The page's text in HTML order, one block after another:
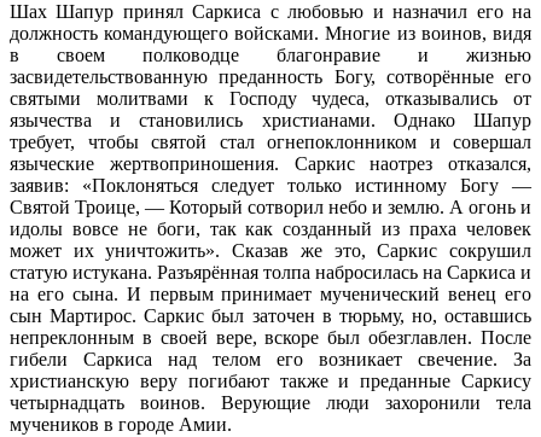
Шах Шапур принял Саркиса с любовью и назначил его на
должность командующего войсками. Многие из воинов, видя
в своем полководце благонравие и жизнью
засвидетельствованную преданность Богу, сотворённые его
святыми молитвами к Господу чудеса, отказывались от
язычества и становились христианами. Однако Шапур
требует, чтобы святой стал огнепоклонником и совершал
языческие жертвоприношения. Саркис наотрез отказался,
заявив: «Поклоняться следует только истинному Богу —
Святой Троице, — Который сотворил небо и землю. А огонь и
идолы вовсе не боги, так как созданный из праха человек
может их уничтожить». Сказав же это, Саркис сокрушил
статую истукана. Разъярённая толпа набросилась на Саркиса и
на его сына. И первым принимает мученический венец его
сын Мартирос. Саркис был заточен в тюрьму, но, оставшись
непреклонным в своей вере, вскоре был обезглавлен. После
гибели Саркиса над телом его возникает свечение. За
христианскую веру погибают также и преданные Саркису
четырнадцать воинов. Верующие люди захоронили тела
мучеников в городе Амии.